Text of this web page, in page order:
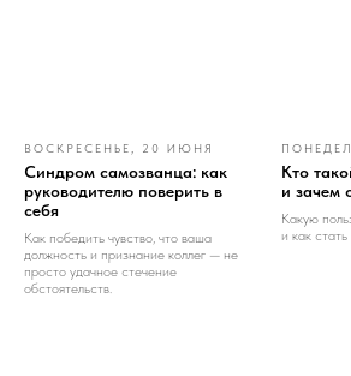
ВОСКРЕСЕНЬЕ, 20 ИЮНЯ
Синдром самозванца: как
руководителю поверить в
себя
Как победить чувство, что ваша
должность и признание коллег — не
просто удачное стечение
обстоятельств.
Кто
и зачем
Какую
и как